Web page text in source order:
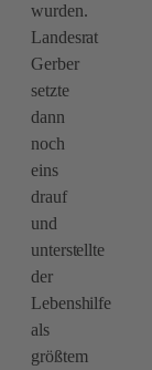
wurden.
Landesrat
Gerber
setzte
dann
noch
eins
drauf
und
unterstellte
der
Lebenshilfe
als
größtem